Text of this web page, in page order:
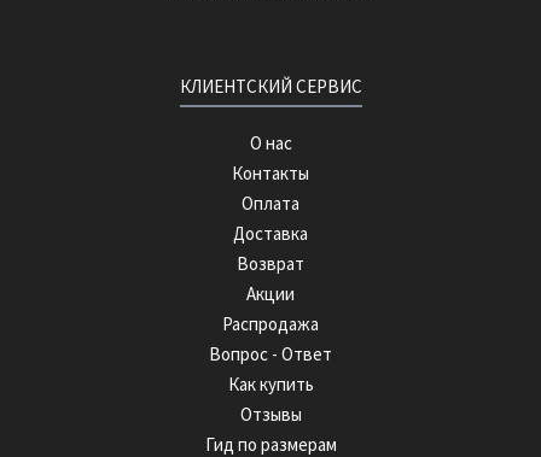
КЛИЕНТСКИЙ СЕРВИС
О нас
Контакты
Оплата
Доставка
Возврат
Акции
Распродажа
Вопрос - Ответ
Как купить
Отзывы
Гид по размерам